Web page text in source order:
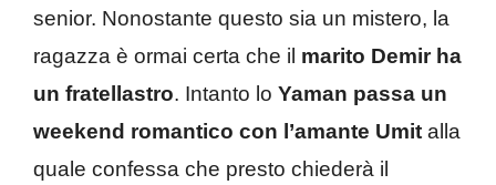
senior. Nonostante questo sia un mistero, la
ragazza è ormai certa che il marito Demir ha
un fratellastro. Intanto lo Yaman passa un
weekend romantico con l’amante Umit alla
quale confessa che presto chiederà il